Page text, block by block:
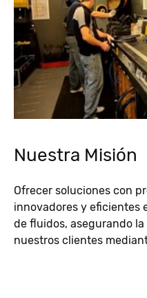
Nuestra Misión
Ofrecer soluciones con
innovadores y eficientes
de fluidos, asegurando
nuestros clientes